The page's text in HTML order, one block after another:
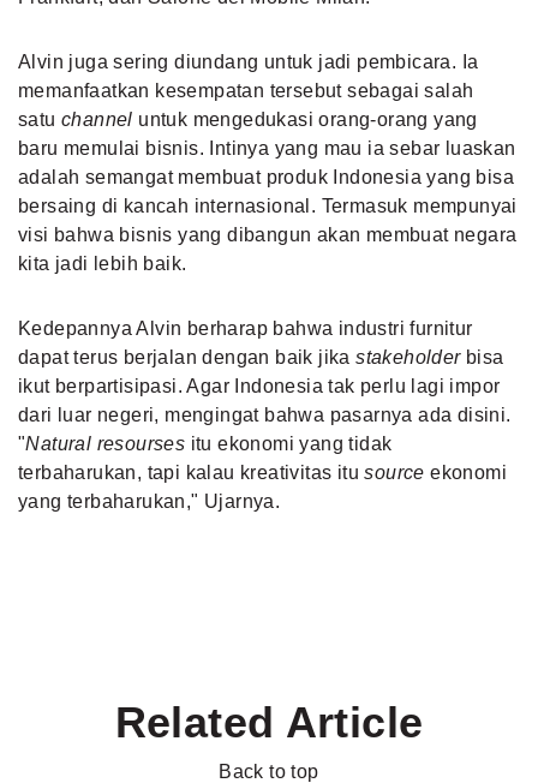
Alvin juga sering diundang untuk jadi pembicara. Ia
memanfaatkan kesempatan tersebut sebagai salah
satu channel untuk mengedukasi orang-orang yang
baru memulai bisnis. Intinya yang mau ia sebar luaskan
adalah semangat membuat produk Indonesia yang bisa
bersaing di kancah internasional. Termasuk mempunyai
visi bahwa bisnis yang dibangun akan membuat negara
kita jadi lebih baik.
Kedepannya Alvin berharap bahwa industri furnitur
dapat terus berjalan dengan baik jikastakeholderbisa
ikut berpartisipasi. Agar Indonesia tak perlu lagi impor
dari luar negeri, mengingat bahwa pasarnya ada disini.
"Natural resourses itu ekonomi yang tidak
terbaharukan, tapi kalau kreativitas itusource ekonomi
yang terbaharukan," Ujarnya.
Related Article
Back to top